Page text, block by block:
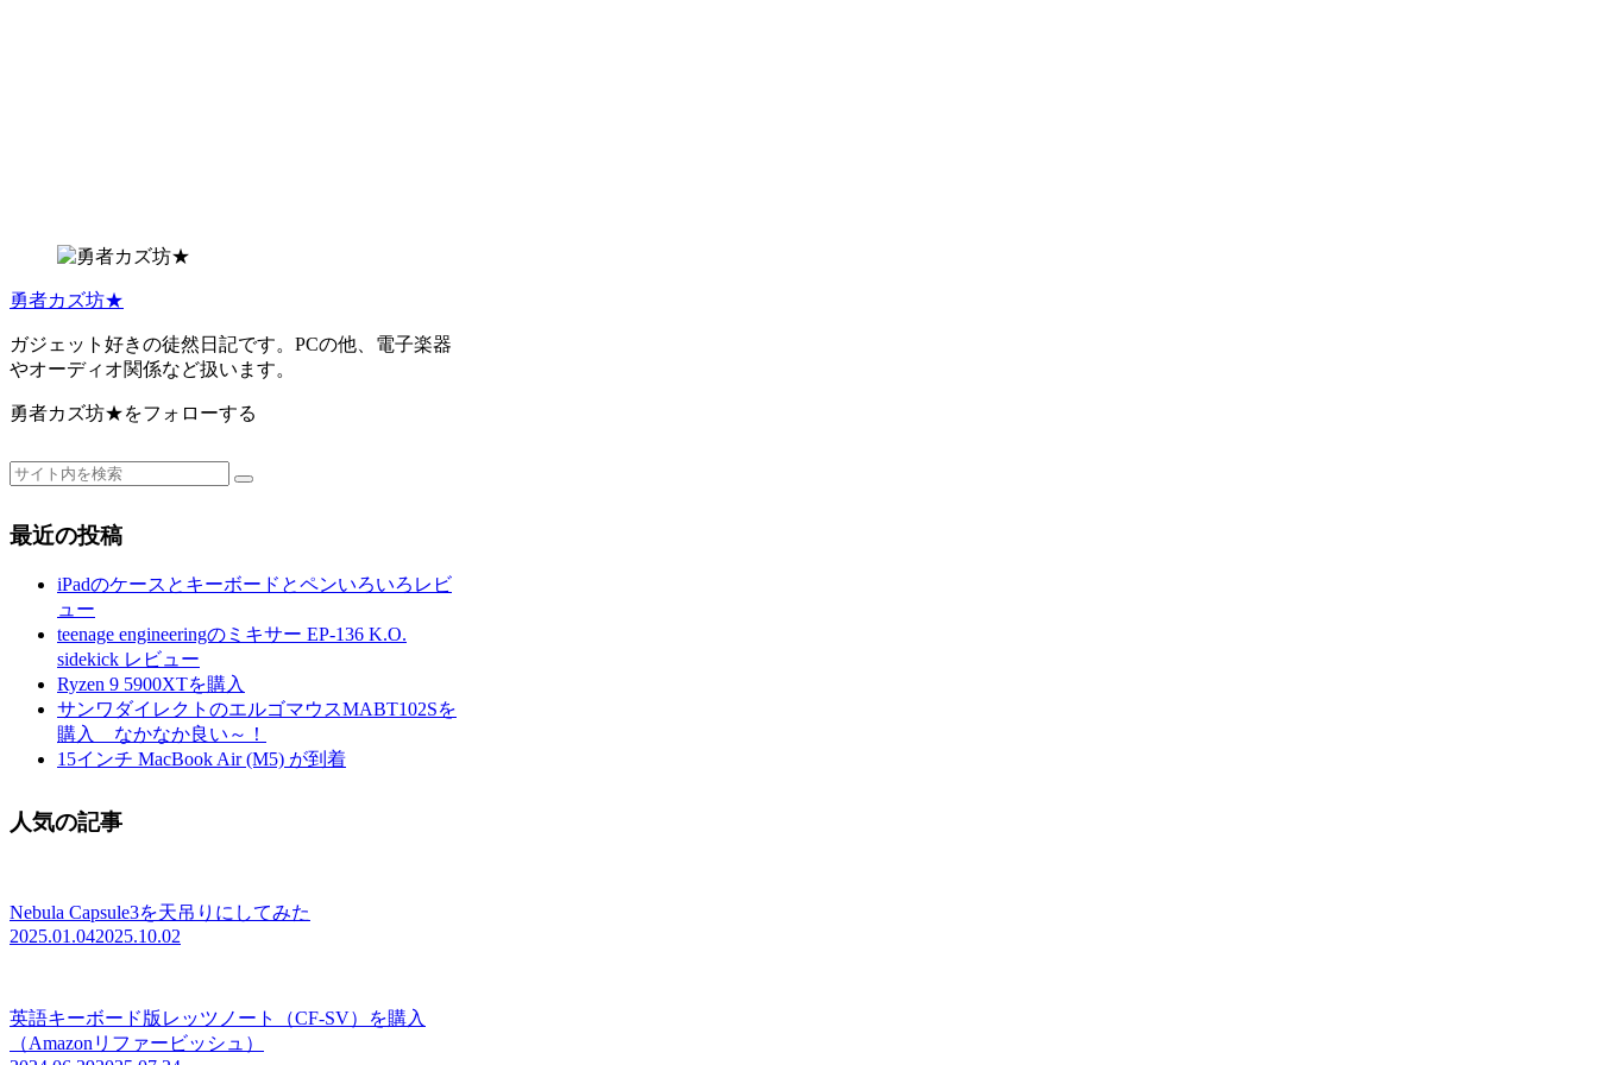
勇者カズ坊★
ガジェット好きの徒然日記です。PCの他、電子楽器
やオーディオ関係など扱います。
勇者カズ坊★をフォローする
最近の投稿
iPadのケースとキーボードとペンいろいろレビ
ュー
teenage engineeringのミキサー EP-136 K.O.
sidekick レビュー
Ryzen 9 5900XTを購入
サンワダイレクトのエルゴマウスMABT102Sを
購入 なかなか良い～！
15インチ MacBook Air (M5) が到着
人気の記事
Nebula Capsule3を天吊りにしてみた
2025.01.042025.10.02
英語キーボード版レッツノート（CF-SV）を購入
（Amazonリファービッシュ）